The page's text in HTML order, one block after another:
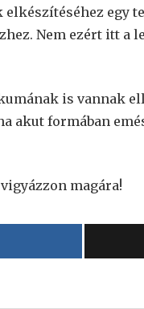
egy
Nem ezért itt a
is vannak
akut formában
magára!